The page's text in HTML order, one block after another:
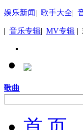
娱乐新闻| 歌手大全|
| 音乐专辑| MV专辑 |
歌曲